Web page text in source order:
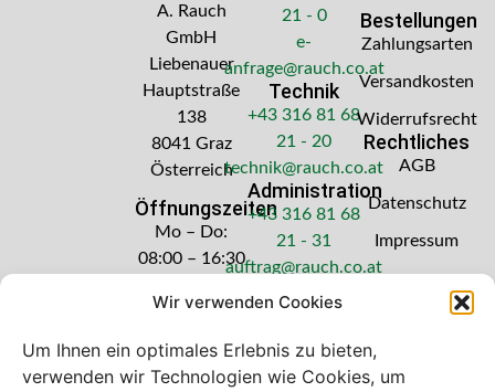
Wir verwenden Cookies
Um Ihnen ein optimales Erlebnis zu bieten,
verwenden wir Technologien wie Cookies, um
A. Rauch
GmbH
Liebenauer
Hauptstraße
138
8041 Graz
Österreich
Öffnungszeiten
Mo – Do:
08:00 – 16:30
Freitag: 08:00
21 - 0
e-
anfrage@rauch.co.at
Technik
+43 316 81 68
21 - 20
technik@rauch.co.at
Administration
+43 316 81 68
21 - 31
auftrag@rauch.co.at
Bestellungen
Zahlungsarten
Versandkosten
Widerrufsrecht
Rechtliches
AGB
Datenschutz
Impressum